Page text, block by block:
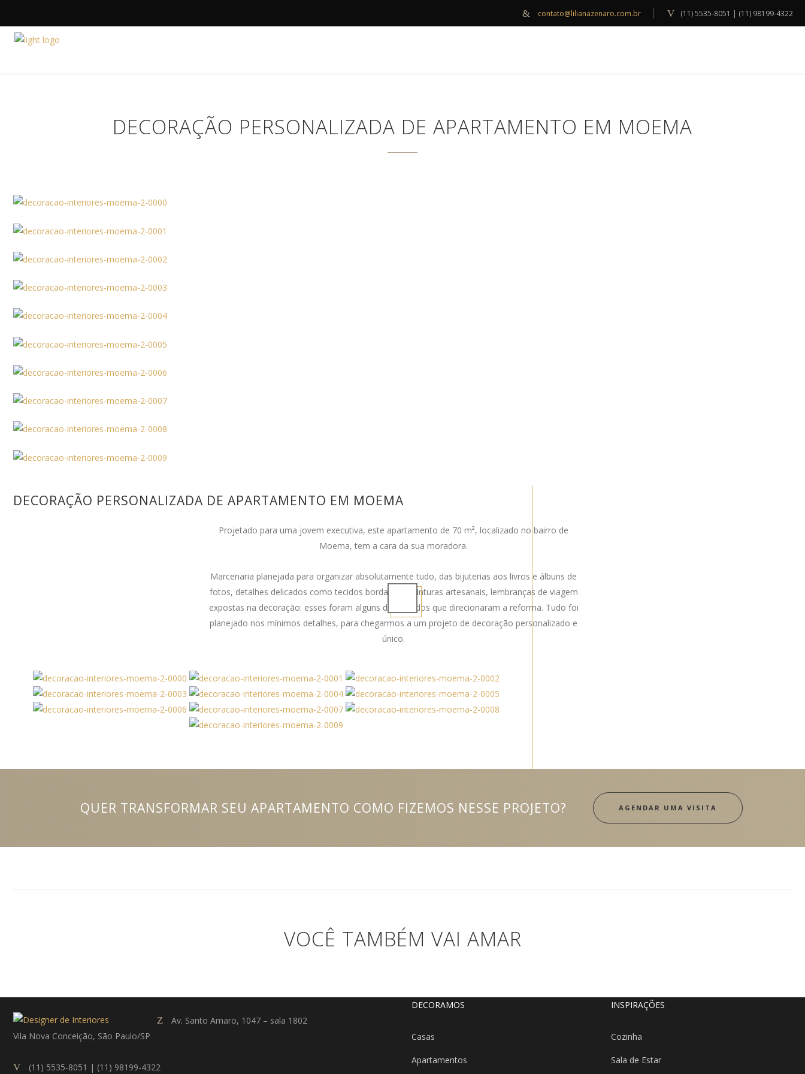
contato@lilianazenaro.com.br (11) 5535-8051 | (11) 98199-4322
DECORAÇÃO PERSONALIZADA DE APARTAMENTO EM MOEMA
DECORAÇÃO PERSONALIZADA DE APARTAMENTO EM MOEMA
Projetado para uma jovem executiva, este apartamento de 70 m², localizado no bairro de
Moema, tem a cara da sua moradora.
Marcenaria planejada para organizar absolutamente tudo, das bijuterias aos livros e álbuns de
fotos, detalhes delicados como tecidos bordados e pinturas artesanais, lembranças de viagem
expostas na decoração: esses foram alguns dos pedidos que direcionaram a reforma. Tudo foi
planejado nos mínimos detalhes, para chegarmos a um projeto de decoração personalizado e
único.
QUER TRANSFORMAR SEU APARTAMENTO COMO FIZEMOS NESSE PROJETO? AGENDAR UMA VISITA
VOCÊ TAMBÉM VAI AMAR
Av. Santo Amaro, 1047 – sala 1802
Vila Nova Conceição, São Paulo/SP
(11) 5535-8051 | (11) 98199-4322
DECORAMOS
Casas
Apartamentos
INSPIRAÇÕES
Cozinha
Sala de Estar